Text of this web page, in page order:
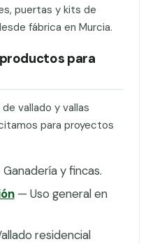
puertas y kits de
fábrica en Murcia.
para
vallado y vallas
para proyectos
y fincas.
— Uso general en
residencial